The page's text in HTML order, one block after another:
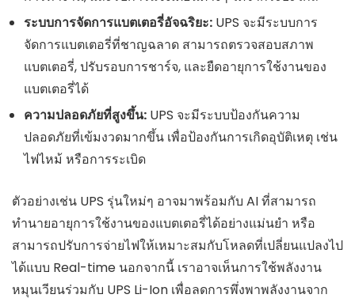
ระบบการจัดการแบตเตอรี่อัจฉริยะ: UPS จะมีระบบการ
จัดการแบตเตอรี่ที่ชาญฉลาด สามารถตรวจสอบสภาพ
แบตเตอรี่, ปรับรอบการชาร์จ, และยืดอายุการใช้งานของ
แบตเตอรี่ได้
ความปลอดภัยที่สูงขึ้น: UPS จะมีระบบป้องกันความ
ปลอดภัยที่เข้มงวดมากขึ้น เพื่อป้องกันการเกิดอุบัติเหตุ เช่น
ไฟไหม้ หรือการระเบิด
ตัวอย่างเช่น UPS รุ่นใหม่ๆ อาจมาพร้อมกับ AI ที่สามารถ
ทำนายอายุการใช้งานของแบตเตอรี่ได้อย่างแม่นยำ หรือ
สามารถปรับการจ่ายไฟให้เหมาะสมกับโหลดที่เปลี่ยนแปลงไป
ได้แบบ Real-time นอกจากนี้ เราอาจเห็นการใช้พลังงาน
หมุนเวียนร่วมกับ UPS Li-Ion เพื่อลดการพึ่งพาพลังงานจาก